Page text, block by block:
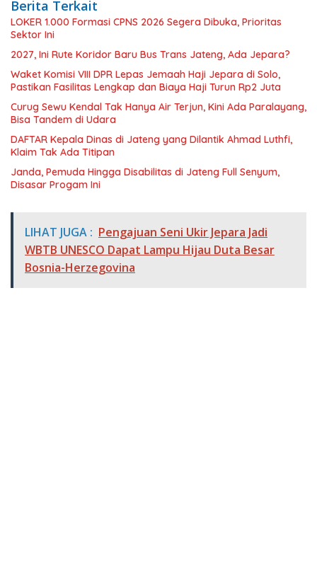
Berita Terkait
LOKER 1.000 Formasi CPNS 2026 Segera Dibuka, Prioritas
Sektor Ini
2027, Ini Rute Koridor Baru Bus Trans Jateng, Ada Jepara?
Waket Komisi VIII DPR Lepas Jemaah Haji Jepara di Solo,
Pastikan Fasilitas Lengkap dan Biaya Haji Turun Rp2 Juta
Curug Sewu Kendal Tak Hanya Air Terjun, Kini Ada Paralayang,
Bisa Tandem di Udara
DAFTAR Kepala Dinas di Jateng yang Dilantik Ahmad Luthfi,
Klaim Tak Ada Titipan
Janda, Pemuda Hingga Disabilitas di Jateng Full Senyum,
Disasar Progam Ini
LIHAT JUGA : Pengajuan Seni Ukir Jepara Jadi
WBTB UNESCO Dapat Lampu Hijau Duta Besar
Bosnia-Herzegovina